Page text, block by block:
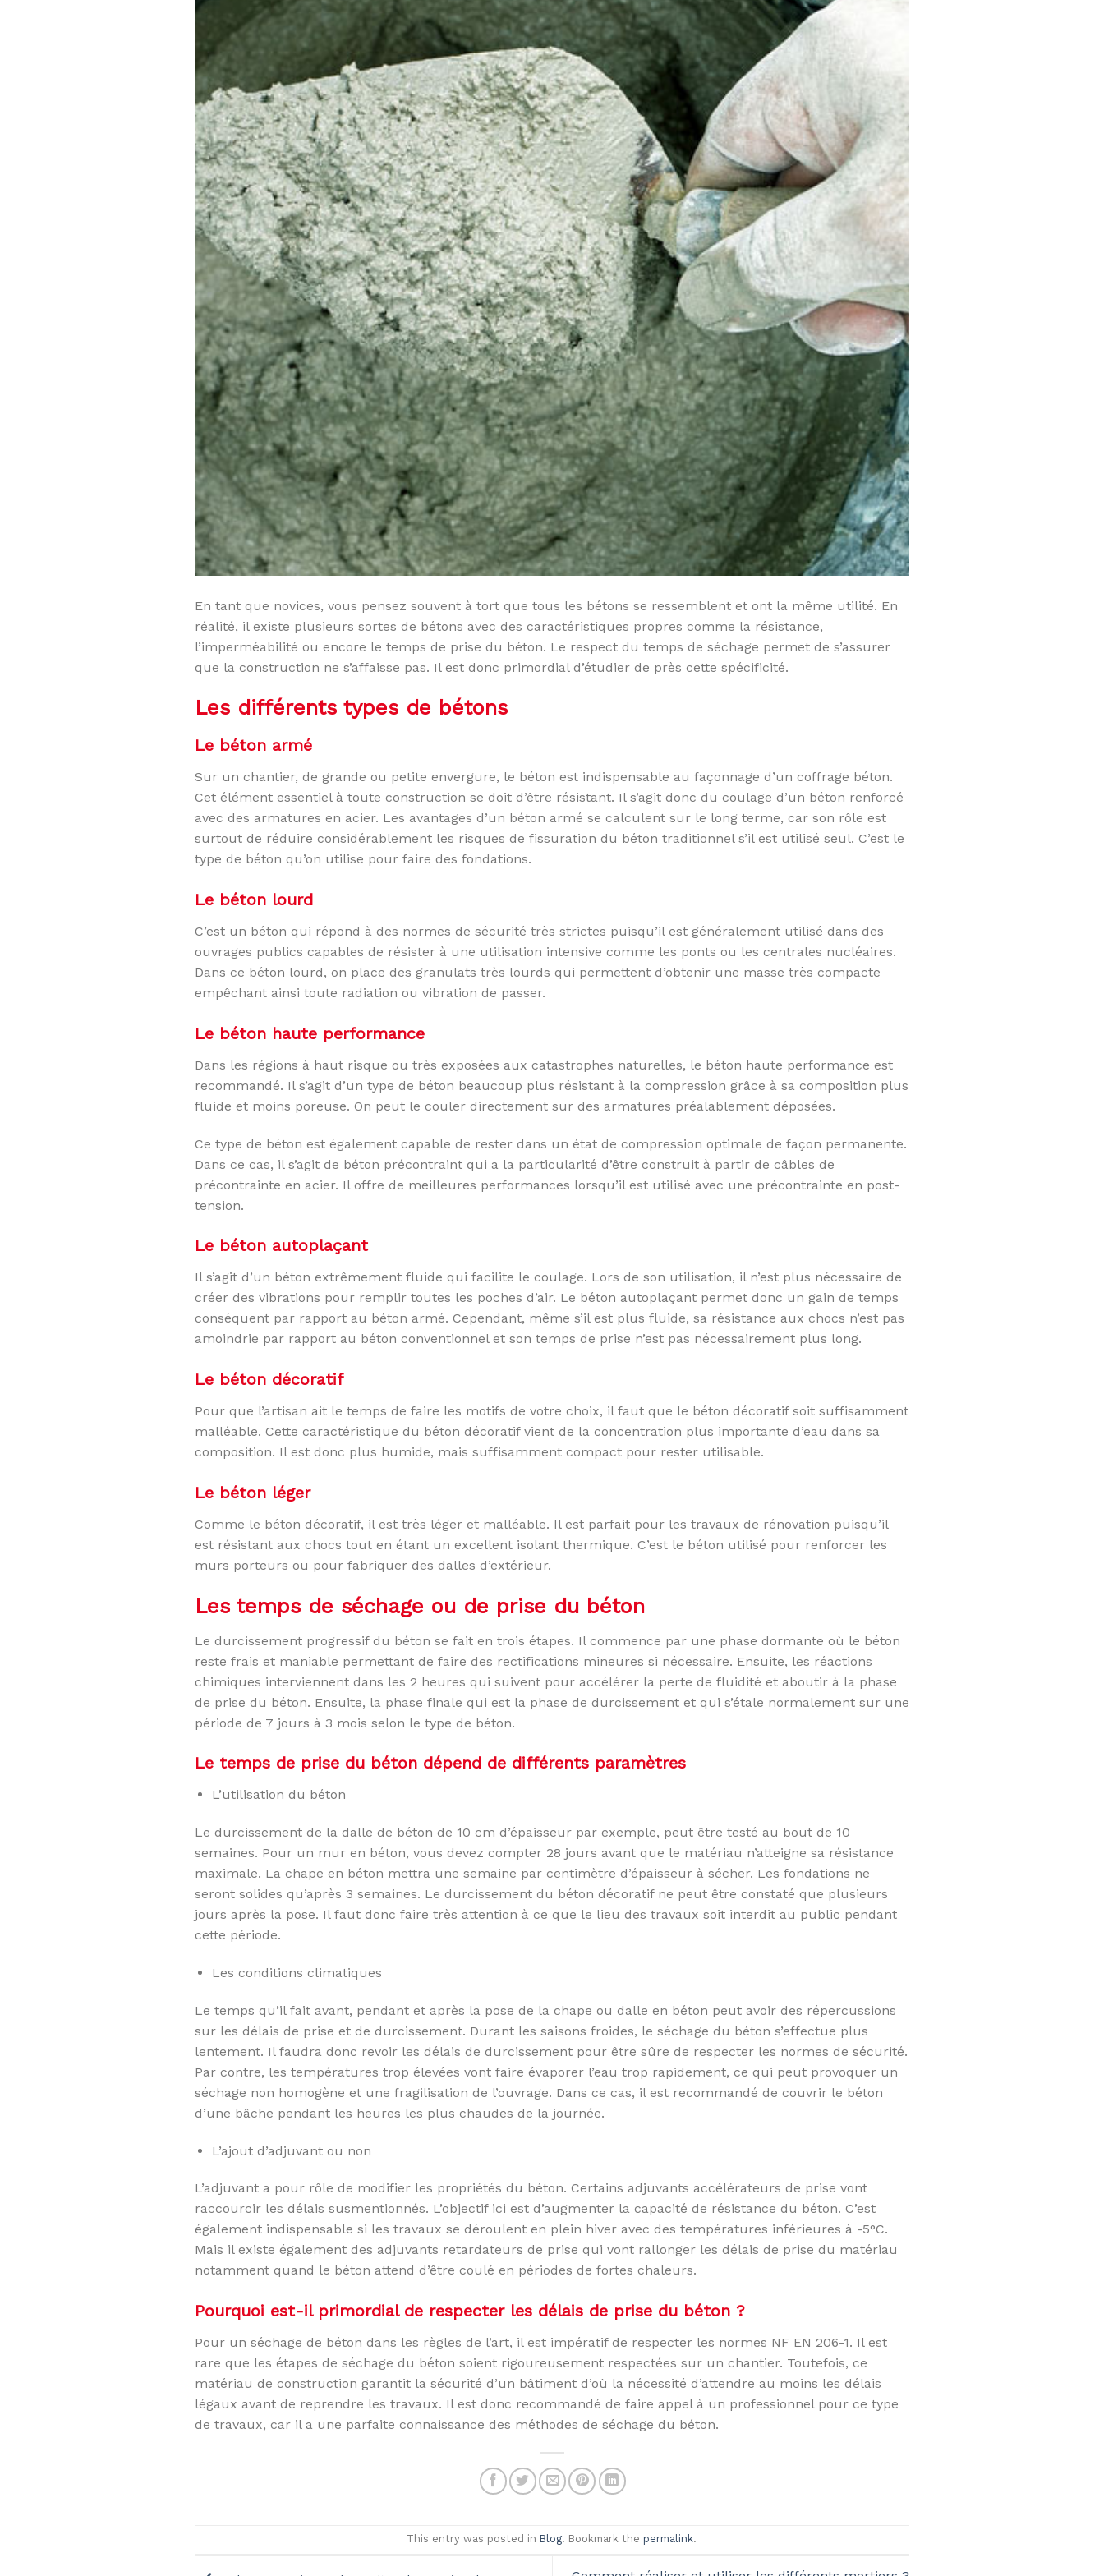
En tant que novices, vous pensez souvent à tort que tous les bétons se ressemblent et ont la même utilité. En
réalité, il existe plusieurs sortes de bétons avec des caractéristiques propres comme la résistance,
l’imperméabilité ou encore le temps de prise du béton. Le respect du temps de séchage permet de s’assurer
que la construction ne s’affaisse pas. Il est donc primordial d’étudier de près cette spécificité.
Les différents types de bétons
Le béton armé
Sur un chantier, de grande ou petite envergure, le béton est indispensable au façonnage d’un coffrage béton.
Cet élément essentiel à toute construction se doit d’être résistant. Il s’agit donc du coulage d’un béton renforcé
avec des armatures en acier. Les avantages d’un béton armé se calculent sur le long terme, car son rôle est
surtout de réduire considérablement les risques de fissuration du béton traditionnel s’il est utilisé seul. C’est le
type de béton qu’on utilise pour faire des fondations.
Le béton lourd
C’est un béton qui répond à des normes de sécurité très strictes puisqu’il est généralement utilisé dans des
ouvrages publics capables de résister à une utilisation intensive comme les ponts ou les centrales nucléaires.
Dans ce béton lourd, on place des granulats très lourds qui permettent d’obtenir une masse très compacte
empêchant ainsi toute radiation ou vibration de passer.
Le béton haute performance
Dans les régions à haut risque ou très exposées aux catastrophes naturelles, le béton haute performance est
recommandé. Il s’agit d’un type de béton beaucoup plus résistant à la compression grâce à sa composition plus
fluide et moins poreuse. On peut le couler directement sur des armatures préalablement déposées.
Ce type de béton est également capable de rester dans un état de compression optimale de façon permanente.
Dans ce cas, il s’agit de béton précontraint qui a la particularité d’être construit à partir de câbles de
précontrainte en acier. Il offre de meilleures performances lorsqu’il est utilisé avec une précontrainte en post-
tension.
Le béton autoplaçant
Il s’agit d’un béton extrêmement fluide qui facilite le coulage. Lors de son utilisation, il n’est plus nécessaire de
créer des vibrations pour remplir toutes les poches d’air. Le béton autoplaçant permet donc un gain de temps
conséquent par rapport au béton armé. Cependant, même s’il est plus fluide, sa résistance aux chocs n’est pas
amoindrie par rapport au béton conventionnel et son temps de prise n’est pas nécessairement plus long.
Le béton décoratif
Pour que l’artisan ait le temps de faire les motifs de votre choix, il faut que le béton décoratif soit suffisamment
malléable. Cette caractéristique du béton décoratif vient de la concentration plus importante d’eau dans sa
composition. Il est donc plus humide, mais suffisamment compact pour rester utilisable.
Le béton léger
Comme le béton décoratif, il est très léger et malléable. Il est parfait pour les travaux de rénovation puisqu’il
est résistant aux chocs tout en étant un excellent isolant thermique. C’est le béton utilisé pour renforcer les
murs porteurs ou pour fabriquer des dalles d’extérieur.
Les temps de séchage ou de prise du béton
Le durcissement progressif du béton se fait en trois étapes. Il commence par une phase dormante où le béton
reste frais et maniable permettant de faire des rectifications mineures si nécessaire. Ensuite, les réactions
chimiques interviennent dans les 2 heures qui suivent pour accélérer la perte de fluidité et aboutir à la phase
de prise du béton. Ensuite, la phase finale qui est la phase de durcissement et qui s’étale normalement sur une
période de 7 jours à 3 mois selon le type de béton.
Le temps de prise du béton dépend de différents paramètres
L’utilisation du béton
Le durcissement de la dalle de béton de 10 cm d’épaisseur par exemple, peut être testé au bout de 10
semaines. Pour un mur en béton, vous devez compter 28 jours avant que le matériau n’atteigne sa résistance
maximale. La chape en béton mettra une semaine par centimètre d’épaisseur à sécher. Les fondations ne
seront solides qu’après 3 semaines. Le durcissement du béton décoratif ne peut être constaté que plusieurs
jours après la pose. Il faut donc faire très attention à ce que le lieu des travaux soit interdit au public pendant
cette période.
Les conditions climatiques
Le temps qu’il fait avant, pendant et après la pose de la chape ou dalle en béton peut avoir des répercussions
sur les délais de prise et de durcissement. Durant les saisons froides, le séchage du béton s’effectue plus
lentement. Il faudra donc revoir les délais de durcissement pour être sûre de respecter les normes de sécurité.
Par contre, les températures trop élevées vont faire évaporer l’eau trop rapidement, ce qui peut provoquer un
séchage non homogène et une fragilisation de l’ouvrage. Dans ce cas, il est recommandé de couvrir le béton
d’une bâche pendant les heures les plus chaudes de la journée.
L’ajout d’adjuvant ou non
L’adjuvant a pour rôle de modifier les propriétés du béton. Certains adjuvants accélérateurs de prise vont
raccourcir les délais susmentionnés. L’objectif ici est d’augmenter la capacité de résistance du béton. C’est
également indispensable si les travaux se déroulent en plein hiver avec des températures inférieures à -5°C.
Mais il existe également des adjuvants retardateurs de prise qui vont rallonger les délais de prise du matériau
notamment quand le béton attend d’être coulé en périodes de fortes chaleurs.
Pourquoi est-il primordial de respecter les délais de prise du béton ?
Pour un séchage de béton dans les règles de l’art, il est impératif de respecter les normes NF EN 206-1. Il est
rare que les étapes de séchage du béton soient rigoureusement respectées sur un chantier. Toutefois, ce
matériau de construction garantit la sécurité d’un bâtiment d’où la nécessité d’attendre au moins les délais
légaux avant de reprendre les travaux. Il est donc recommandé de faire appel à un professionnel pour ce type
de travaux, car il a une parfaite connaissance des méthodes de séchage du béton.
This entry was posted in Blog. Bookmark the permalink.